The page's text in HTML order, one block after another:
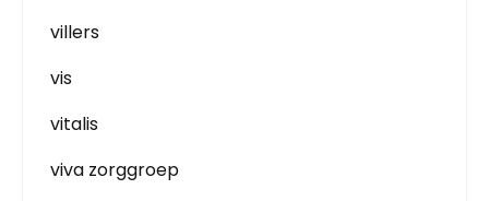
villers
vis
vitalis
viva zorggroep